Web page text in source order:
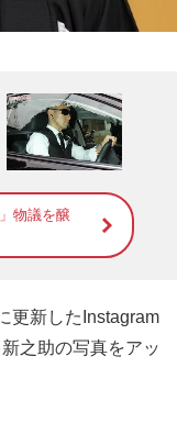
物議を醸
更新したInstagram
之助の写真をアッ